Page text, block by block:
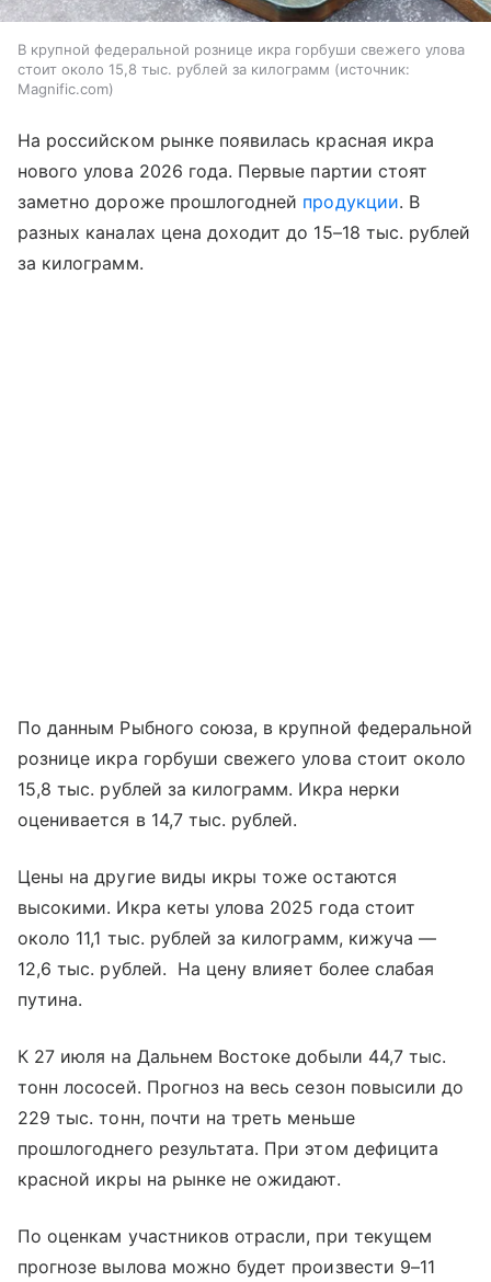
В крупной федеральной рознице икра горбуши свежего улова
стоит около 15,8 тыс. рублей за килограмм
источник:
Magnific.com
На российском рынке появилась красная икра
нового улова 2026 года. Первые партии стоят
заметно дороже прошлогодней продукции. В
разных каналах цена доходит до 15–18 тыс. рублей
за килограмм.
По данным Рыбного союза, в крупной федеральной
рознице икра горбуши свежего улова стоит около
15,8 тыс. рублей за килограмм. Икра нерки
оценивается в 14,7 тыс. рублей.
Цены на другие виды икры тоже остаются
высокими. Икра кеты улова 2025 года стоит
около 11,1 тыс. рублей за килограмм, кижуча —
12,6 тыс. рублей. На цену влияет более слабая
путина.
К 27 июля на Дальнем Востоке добыли 44,7 тыс.
тонн лососей. Прогноз на весь сезон повысили до
229 тыс. тонн, почти на треть меньше
прошлогоднего результата. При этом дефицита
красной икры на рынке не ожидают.
По оценкам участников отрасли, при текущем
прогнозе вылова можно будет произвести 9–11